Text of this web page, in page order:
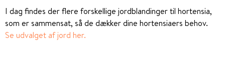
I dag findes der flere forskellige jordblandinger til hortensia,
som er sammensat, så de dækker dine hortensiaers behov.
Se udvalget af jord her.